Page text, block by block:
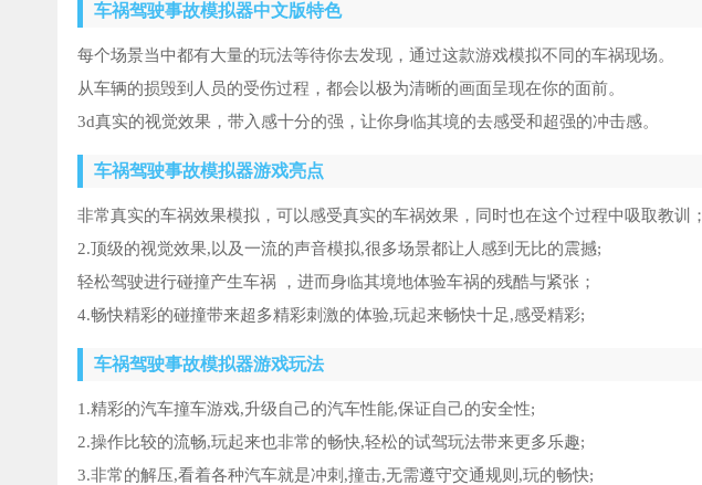
车祸驾驶事故模拟器中文版特色
每个场景当中都有大量的玩法等待你去发现，通过这款游戏模拟不同的车祸现场。
从车辆的损毁到人员的受伤过程，都会以极为清晰的画面呈现在你的面前。
3d真实的视觉效果，带入感十分的强，让你身临其境的去感受和超强的冲击感。
车祸驾驶事故模拟器游戏亮点
非常真实的车祸效果模拟，可以感受真实的车祸效果，同时也在这个过程中吸取教训；
2.顶级的视觉效果,以及一流的声音模拟,很多场景都让人感到无比的震撼;
轻松驾驶进行碰撞产生车祸 ，进而身临其境地体验车祸的残酷与紧张；
4.畅快精彩的碰撞带来超多精彩刺激的体验,玩起来畅快十足,感受精彩;
车祸驾驶事故模拟器游戏玩法
1.精彩的汽车撞车游戏,升级自己的汽车性能,保证自己的安全性;
2.操作比较的流畅,玩起来也非常的畅快,轻松的试驾玩法带来更多乐趣;
3.非常的解压,看着各种汽车就是冲刺,撞击,无需遵守交通规则,玩的畅快;